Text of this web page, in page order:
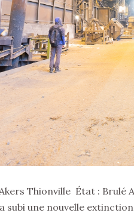
Thionville État : Brulé
subi une nouvelle